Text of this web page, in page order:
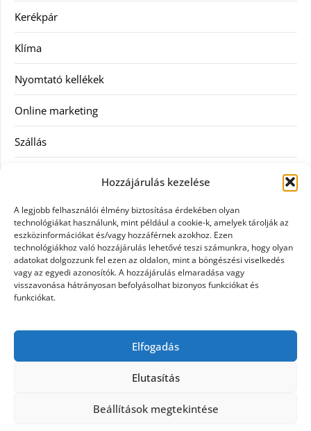
Hozzájárulás kezelése
A legjobb felhasználói élmény biztosítása érdekében olyan
technológiákat használunk, mint például a cookie-k, amelyek tárolják az
eszközinformációkat és/vagy hozzáférnek azokhoz. Ezen
technológiákhoz való hozzájárulás lehetővé teszi számunkra, hogy olyan
adatokat dolgozzunk fel ezen az oldalon, mint a böngészési viselkedés
vagy az egyedi azonosítók. A hozzájárulás elmaradása vagy
visszavonása hátrányosan befolyásolhat bizonyos funkciókat és
funkciókat.
Elfogadás
Elutasítás
Beállítások megtekintése
Kerékpár
Klíma
Nyomtató kellékek
Online marketing
Szállás
Szellőztető
Szolgáltatás
Táskák
Utazás
Vásárlás
Webáruházak